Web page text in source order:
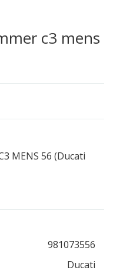
c3 mens
MENS 56 (Ducati
981073556
Ducati